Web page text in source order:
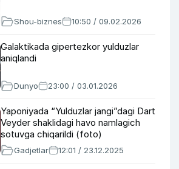
Shou-biznes 10:50 / 09.02.2026
Galaktikada gipertezkor yulduzlar
aniqlandi
Dunyo 23:00 / 03.01.2026
Yaponiyada “Yulduzlar jangi”dagi Dart
Veyder shaklidagi havo namlagich
sotuvga chiqarildi (foto)
Gadjetlar 12:01 / 23.12.2025